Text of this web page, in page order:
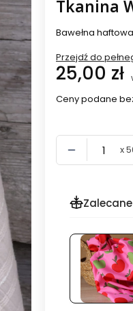
Tkanina
Bawełna
Przejdź do
Cena
25,00 zł
Ceny podane
x